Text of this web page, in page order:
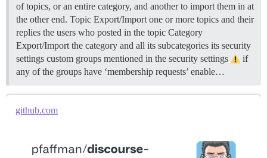
of topics, or an entire category, and another to import them in at
the other end. Topic Export/Import one or more topics and their
replies the users who posted in the topic Category
Export/Import the category and all its subcategories its security
settings custom groups mentioned in the security settings
if
any of the groups have ‘membership requests’ enable…
github.com